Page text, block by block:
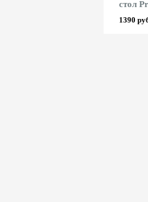
стол
1390